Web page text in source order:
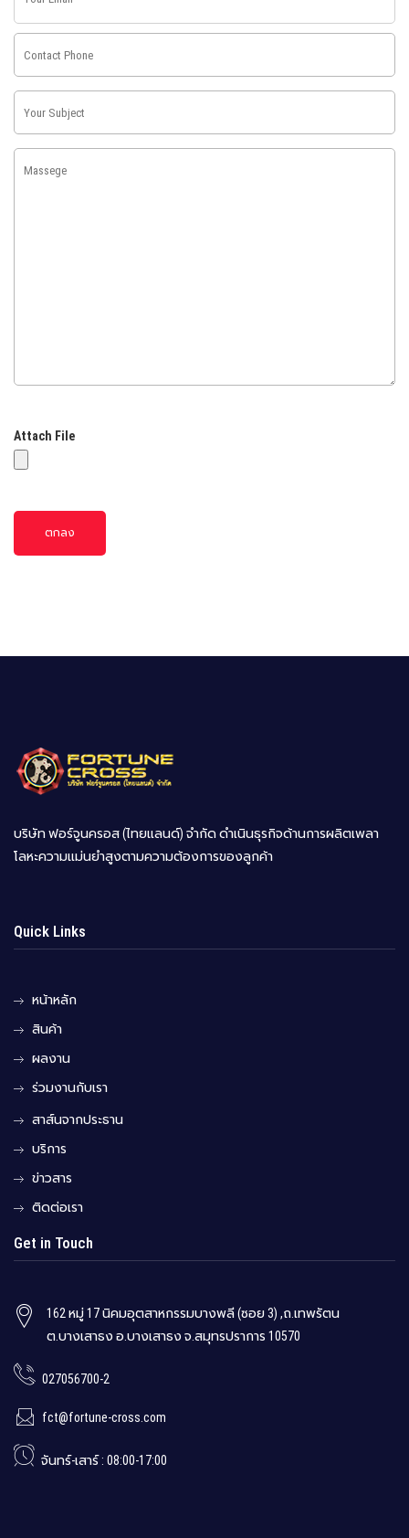
Attach File
ตกลง
บริษัท ฟอร์จูนครอส (ไทยแลนด์) จำกัด ดำเนินธุรกิจด้านการผลิตเพลา
โลหะความแม่นยำสูงตามความต้องการของลูกค้า
Quick Links
หน้าหลัก
สินค้า
ผลงาน
ร่วมงานกับเรา
สาส์นจากประธาน
บริการ
ข่าวสาร
ติดต่อเรา
Get in Touch
162 หมู่ 17 นิคมอุตสาหกรรมบางพลี (ซอย 3) ,ถ.เทพรัตน
ต.บางเสาธง อ.บางเสาธง จ.สมุทรปราการ 10570
027056700-2
fct@fortune-cross.com
จันทร์-เสาร์ : 08:00-17:00